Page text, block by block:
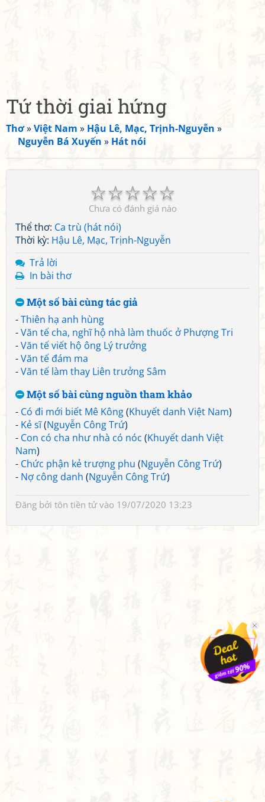
Tứ thời giai hứng
Thơ»Việt Nam » Hậu Lê, Mạc, Trịnh-Nguyễn »
Nguyễn Bá Xuyến » Hát nói
☆
☆
☆
☆
☆
Chưa có đánh giá nào
Thể thơ: Ca trù (hát nói)
Thời kỳ: Hậu Lê, Mạc, Trịnh-Nguyễn
Trả lời
In bài thơ
Một số bài cùng tác giả
-Thiên hạ anh hùng
-Văn tế cha, nghĩ hộ nhà làm thuốc ở Phượng Tri
-Văn tế viết hộ ông Lý trưởng
-Văn tế đám ma
-Văn tế làm thay Liên trưởng Sâm
Một số bài cùng nguồn tham khảo
- Có đi mới biết Mê Kông(Khuyết danh Việt Nam)
- Kẻ sĩ(Nguyễn Công Trứ)
- Con có cha như nhà có nóc (Khuyết danh Việt
Nam)
- Chức phận kẻ trượng phu (Nguyễn Công Trứ)
- Nợ công danh (Nguyễn Công Trứ)
Đăng bởi tôn tiền tửvào 19/07/2020 13:23